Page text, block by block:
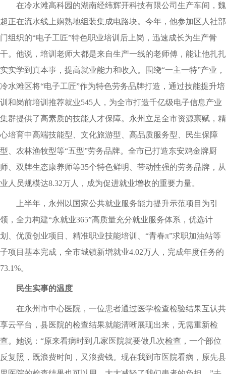
在冷水滩高科园的湖南经纬辉开科技有限公司生产车间，魏
超正在流水线上娴熟地组装集成电路块。今年，他参加区人社部
门组织的“电子工匠”特色职业培训后上岗，迅速成长为生产骨
干。他说，培训老师大都是来自生产一线的老师傅，能让他扎扎
实实学到真本事，提高就业能力和收入。围绕“一主一特”产业，
冷水滩区将“电子工匠”作为特色劳务品牌打造，通过技能提升培
训和岗前培训推荐就业545人，为全市打造千亿级电子信息产业
集群提供了高素质的技能人才保障。永州立足全市资源禀赋，精
心培育中高端技能型、文化旅游型、高品质服务型、民生保障
型、农林渔牧型等“五型”劳务品牌。全市已打造东安鸡金牌厨
师、双牌生态康养师等35个特色鲜明、带动性强的劳务品牌，从
业人员规模达8.32万人，成为促进就业增收的重要力量。
上半年，永州以国家公共就业服务能力提升示范项目为引
领，全力构建“永就业365”高质量充分就业服务体系，优选计
划、优质创业项目、精准职业技能培训、“青春π”求职加油站等
子项目基本完成，全市城镇新增就业4.02万人，完成年度任务的
73.1%。
民生实事的温度
在永州市中心医院，一位患者通过医学检查检验结果互认共
享云平台，县医院的检查结果就能清晰展现出来，无需重新检
查。她说：“原来看病时到几家医院就要做几次检查，一个部位
反复照，既浪费时间，又浪费钱。现在我到市医院看病，原先县